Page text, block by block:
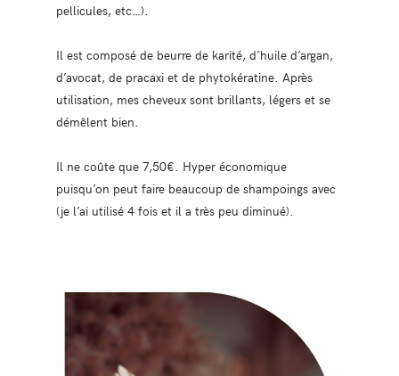
pellicules, etc…).
Il est composé de beurre de karité, d’huile d’argan,
d’avocat, de pracaxi et de phytokératine. Après
utilisation, mes cheveux sont brillants, légers et se
démêlent bien.
Il ne coûte que 7,50€. Hyper économique
puisqu’on peut faire beaucoup de shampoings avec
(je l’ai utilisé 4 fois et il a très peu diminué).